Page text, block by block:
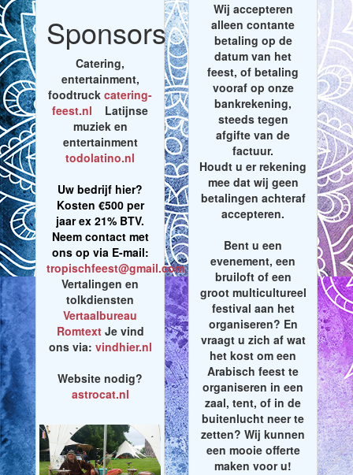
Sponsors
Catering,
entertainment,
foodtruck catering-
feest.nl Latijnse
muziek en
entertainment
todolatino.nl
Uw bedrijf hier?
Kosten €500 per
jaar ex 21% BTV.
Neem contact met
ons op via E-mail:
tropischfeest@gmail.com
Vertalingen en
tolkdiensten
Vertaalbureau
RomtextJe vind
ons via: vindhier.nl
Website nodig?
astrocat.nl
Wij accepteren
alleen contante
betaling op de
datum van het
feest, of betaling
vooraf op onze
bankrekening,
steeds tegen
afgifte van de
factuur.
Houdt u er rekening
mee dat wij geen
betalingen achteraf
accepteren.
Bent u een
evenement, een
bruiloft of een
groot multicultureel
festival aan het
organiseren? En
vraagt u zich af wat
het kost om een
Arabisch feest te
organiseren in een
zaal, tent, of in de
buitenlucht neer te
zetten? Wij kunnen
een mooie offerte
maken voor u!